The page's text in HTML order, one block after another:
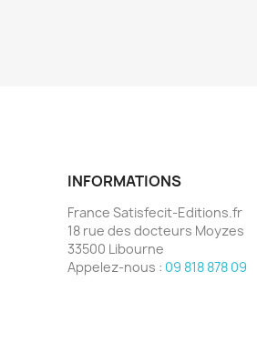
INFORMATIONS
France Satisfecit-Editions.fr
18 rue des docteurs Moyzes
33500 Libourne
Appelez-nous : 09 818 878 09